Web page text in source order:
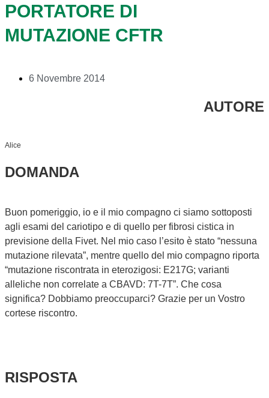
PORTATORE DI
MUTAZIONE CFTR
6 Novembre 2014
AUTORE
Alice
DOMANDA
Buon pomeriggio, io e il mio compagno ci siamo sottoposti
agli esami del cariotipo e di quello per fibrosi cistica in
previsione della Fivet. Nel mio caso l’esito è stato “nessuna
mutazione rilevata”, mentre quello del mio compagno riporta
“mutazione riscontrata in eterozigosi: E217G; varianti
alleliche non correlate a CBAVD: 7T-7T”. Che cosa
significa? Dobbiamo preoccuparci? Grazie per un Vostro
cortese riscontro.
RISPOSTA